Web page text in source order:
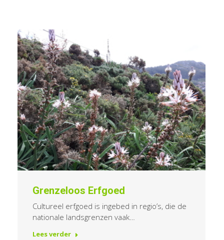
Grenzeloos Erfgoed
Cultureel erfgoed is ingebed in regio’s, die de
nationale landsgrenzen vaak…
Lees verder